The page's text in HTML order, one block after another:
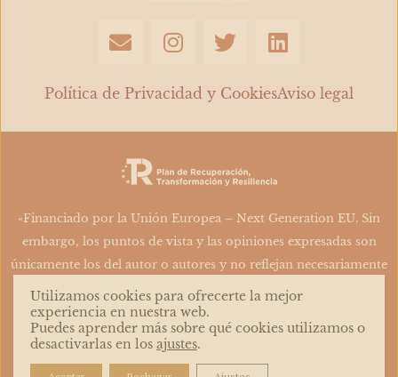
E
n
e
o
p
e
I
n
t
g
r
a
m
T
w
t
e
r
L
i
k
d
n
Política de Privacidad y CookiesAviso legal
«Financiado por la Unión Europea – Next Generation EU. Sin
embargo, los puntos de vista y las opiniones expresadas son
únicamente los del autor o autores y no reflejan necesariamente
los de la Unión Europea o la Comisión Europea. Ni la Unión
Europea ni la Comisión Europea pueden ser consideradas
responsables de las mismas»
Utilizamos cookies para ofrecerte la mejor
experiencia en nuestra web.
Puedes aprender más sobre qué cookies utilizamos o
desactivarlas en los ajustes.